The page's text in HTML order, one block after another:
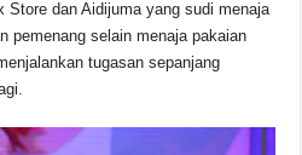
dan Aidijuma yang sudi menaja
pemenang selain menaja pakaian
tugasan sepanjang